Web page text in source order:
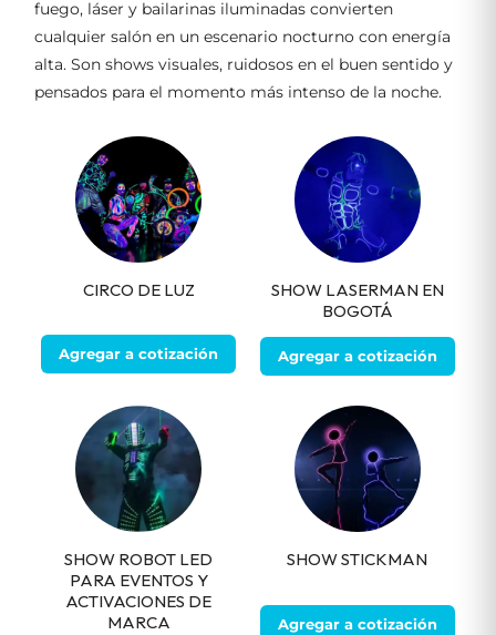
fuego, láser y bailarinas iluminadas convierten
cualquier salón en un escenario nocturno con energía
alta. Son shows visuales, ruidosos en el buen sentido y
pensados para el momento más intenso de la noche.
CIRCO DE LUZ
Agregar a cotización
SHOW LASERMAN EN
BOGOTÁ
Agregar a cotización
SHOW ROBOT LED
PARA EVENTOS Y
ACTIVACIONES DE
MARCA
SHOW STICKMAN
Agregar a cotización